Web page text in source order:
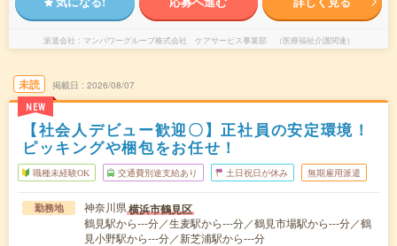
派遣会社 マンパワーグループ株式会社 ケアサービス事業部 （医療福祉介護関連）
未読
NEW
掲載日 2026/08/07
【社会人デビュー歓迎〇】正社員の安定環境！
ピッキングや梱包をお任せ！
職種未経験OK 交通費別途支給あり 土日祝日が休み 無期雇用派遣
勤務地 神奈川県横浜市鶴見区
鶴見駅から---分／生麦駅から---分／鶴見市場駅から---分／鶴
見小野駅から---分／新芝浦駅から---分